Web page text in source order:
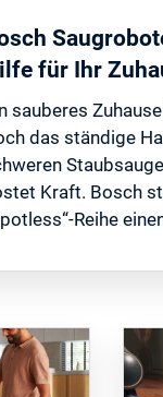
für Ihr
sauberes
das ständige
Kraft. Bosch
Reihe